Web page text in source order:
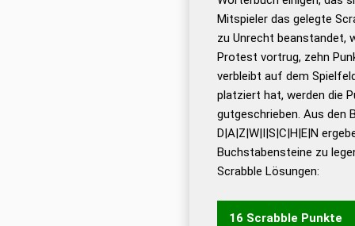
Wörterbücher sind:
Universalwörterbuch
Mitspieler das gelegte
zu Unrecht beanstandet,
Protest vortrug, zehn
verbleibt auf dem
platziert hat, werden die
gutgeschrieben. Aus den
D|A|Z|W|I|S|C|H|E|N
Buchstabensteine zu
Scrabble Lösungen:
16 Scrabble Punkte